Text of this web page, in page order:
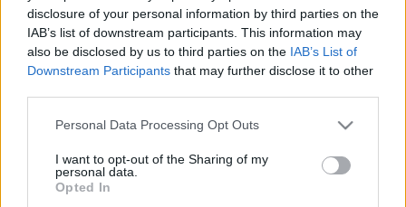
disclosure of your personal information by third parties on the
IAB’s list of downstream participants. This information may
also be disclosed by us to third parties on the IAB’s List of
Downstream Participants that may further disclose it to other
Please note that this website/app uses one or more Google
not limited to your visit or usage behaviour. You may click to
grant or deny consent to Google and its third-party tags to
use your data for below specified purposes in below Google
Personal Data Processing Opt Outs
I want to opt-out of the Sharing of my
personal data.
Opted In
Felhasználónév
Jelszó
rám
Elfelejtette jelszavát?
Elfelejtette felhasználónevét?
Regisztráció
Bejelentkezés
faiskola.hu
Kertészeti, kerti termékek és szolgáltatások térképes
szaknévsora